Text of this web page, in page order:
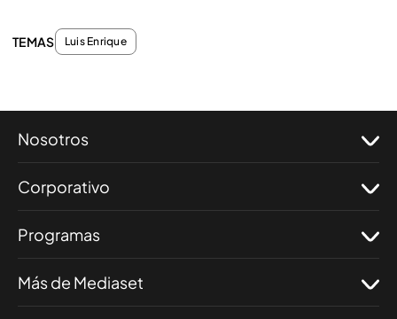
TEMAS Luis Enrique
Nosotros
Corporativo
Programas
Más de Mediaset